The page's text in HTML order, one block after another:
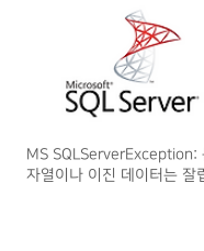
MS SQLServerException:
자열이나 이진 데이터는 잘